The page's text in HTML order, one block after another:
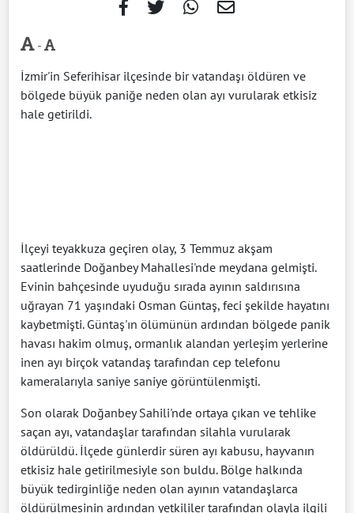
-
İzmir'in Seferihisar ilçesinde bir vatandaşı öldüren ve
bölgede büyük paniğe neden olan ayı vurularak etkisiz
hale getirildi.
İlçeyi teyakkuza geçiren olay, 3 Temmuz akşam
saatlerinde Doğanbey Mahallesi'nde meydana gelmişti.
Evinin bahçesinde uyuduğu sırada ayının saldırısına
uğrayan 71 yaşındaki Osman Güntaş, feci şekilde hayatını
kaybetmişti. Güntaş'ın ölümünün ardından bölgede panik
havası hakim olmuş, ormanlık alandan yerleşim yerlerine
inen ayı birçok vatandaş tarafından cep telefonu
kameralarıyla saniye saniye görüntülenmişti.
Son olarak Doğanbey Sahili'nde ortaya çıkan ve tehlike
saçan ayı, vatandaşlar tarafından silahla vurularak
öldürüldü. İlçede günlerdir süren ayı kabusu, hayvanın
etkisiz hale getirilmesiyle son buldu. Bölge halkında
büyük tedirginliğe neden olan ayının vatandaşlarca
öldürülmesinin ardından yetkililer tarafından olayla ilgili